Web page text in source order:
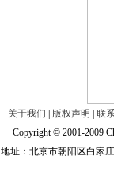
关于我们 版权声明
联
Copyright © 2001-2009
地址：北京市朝阳区白家